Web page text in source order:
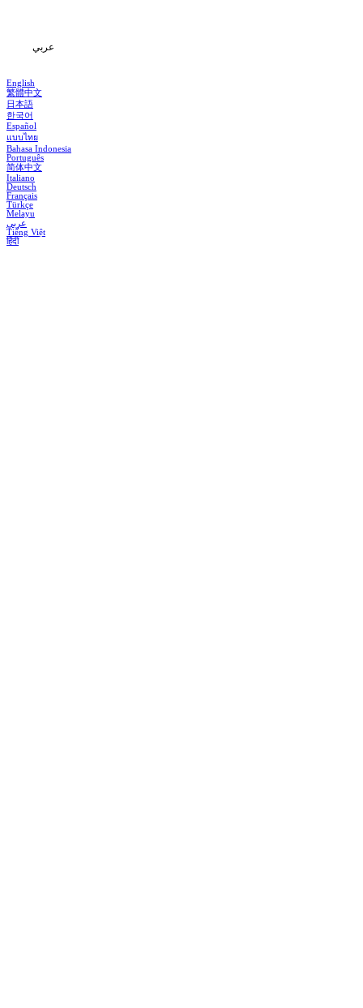
عربي
English
繁體中文
日本語
한국어
Español
แบบไทย
Bahasa Indonesia
Português
简体中文
Italiano
Deutsch
Français
Türkçe
Melayu
عربي
Tiếng Việt
हिंदी